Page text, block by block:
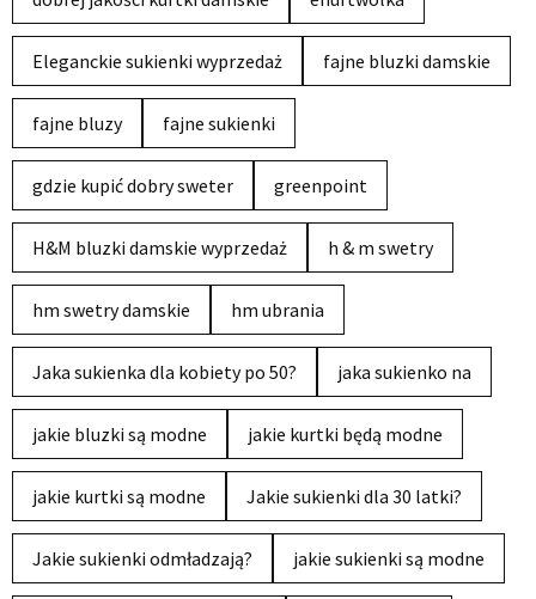
Eleganckie sukienki wyprzedaż fajne bluzki damskie
fajne bluzy fajne sukienki
gdzie kupić dobry sweter greenpoint
H&M bluzki damskie wyprzedaż h & m swetry
hm swetry damskie hm ubrania
Jaka sukienka dla kobiety po 50? jaka sukienko na
jakie bluzki są modne jakie kurtki będą modne
jakie kurtki są modne Jakie sukienki dla 30 latki?
Jakie sukienki odmładzają? jakie sukienki są modne